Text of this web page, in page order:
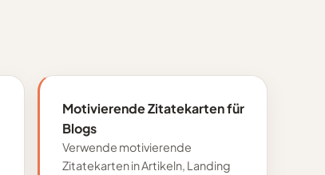
Motivierende Zitatekarten für
Blogs
Verwende motivierende
Zitatekarten in Artikeln, Landing